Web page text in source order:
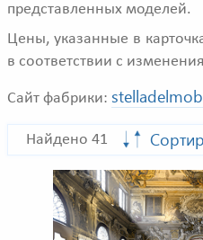
представленных моделей.
Цены, указанные в
в соответствии с
Сайт фабрики:
Найдено 41